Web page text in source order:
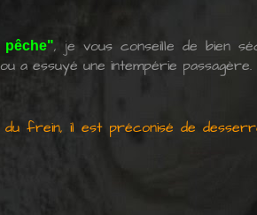
, je vous conseille de bien
a essuyé une intempérie passagère.
frein, il est préconisé de